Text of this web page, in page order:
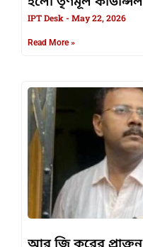
IPT Desk May 22, 2026
Read More »